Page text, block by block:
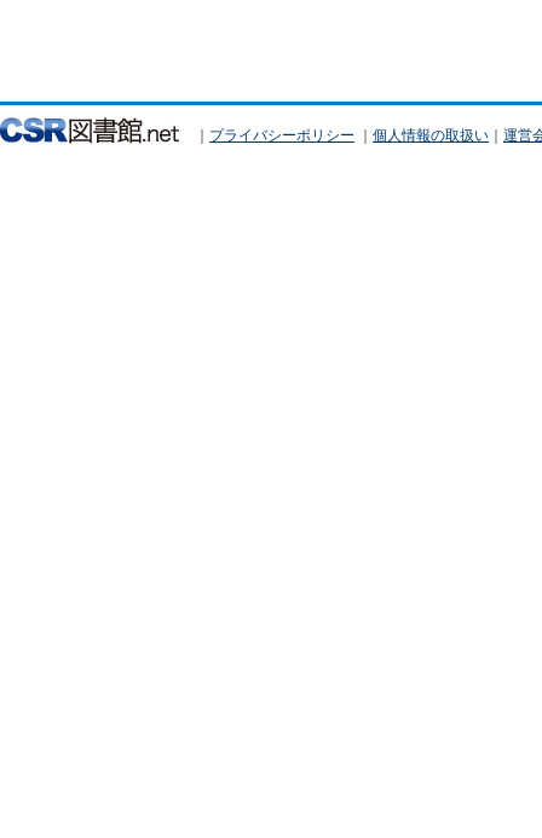
｜ プライバシーポリシー ｜ 個人情報の取扱い ｜ 運営